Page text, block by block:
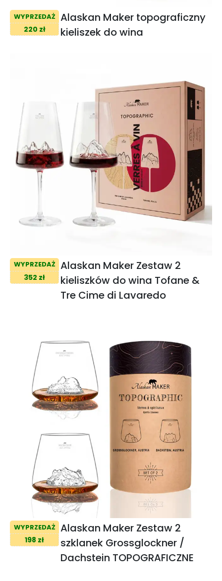
WYPRZEDAŻ
220 zł
Alaskan Maker topograficzny
kieliszek do wina
WYPRZEDAŻ
352 zł
Alaskan Maker Zestaw 2
kieliszków do wina Tofane &
Tre Cime di Lavaredo
WYPRZEDAŻ
198 zł
Alaskan Maker Zestaw 2
szklanek Grossglockner /
Dachstein TOPOGRAFICZNE